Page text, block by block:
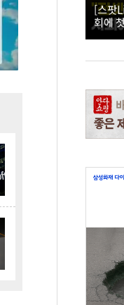
[스팟
회에
시 부